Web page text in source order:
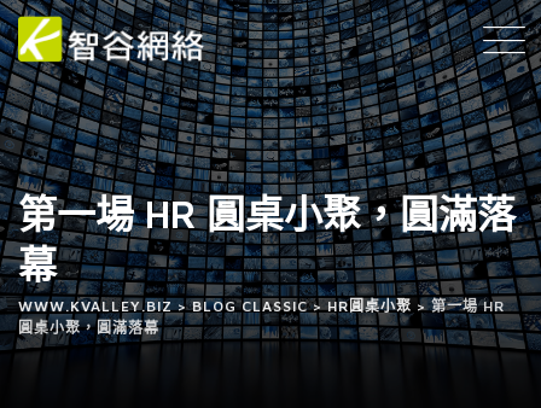
第一場 HR 圓桌小聚，圓滿落
幕
WWW.KVALLEY.BIZ >BLOG CLASSIC> HR圓桌小聚 >第一場 HR
圓桌小聚，圓滿落幕